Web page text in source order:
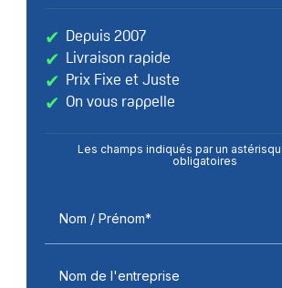
Depuis 2007
Livraison rapide
Prix Fixe et Juste
On vous rappelle
Les champs indiqués par un
obligatoires
Nom / Prénom*
Nom de l'entreprise